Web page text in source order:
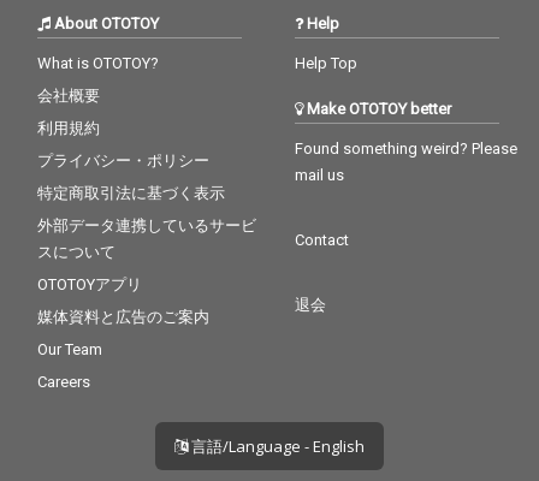
About OTOTOY
What is OTOTOY?
会社概要
利用規約
プライバシー・ポリシー
特定商取引法に基づく表示
外部データ連携しているサービ
スについて
OTOTOYアプリ
媒体資料と広告のご案内
Our Team
Careers
Help
Help Top
Make OTOTOY better
Found something weird? Please
mail us
Contact
退会
言語/Language - English